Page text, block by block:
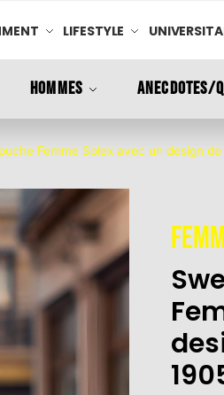
LIFESTYLE
HOMMES ANECDOTES/
Femme Solex avec un design